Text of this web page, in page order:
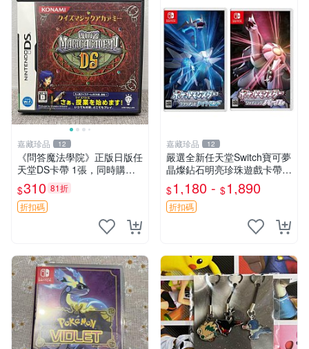
嘉藏珍品 12
《問答魔法學院》正版日版任
天堂DS卡帶 1張，同時購第
二張起可減張， 成色如圖，
原相機拍攝，一卡一拍，因相
機，光線環境等因素，成色可
能與實物略微不同，
$310 81折
折扣碼
嘉藏珍品 12
嚴選全新任天堂Switch寶可夢
晶燦鉆石明亮珍珠遊戲卡帶，
原裝正版支持中文顯示 機型
通用全新未拆封 珠寶 魔獸po
rtuntes
$1,180 - $1,890
折扣碼